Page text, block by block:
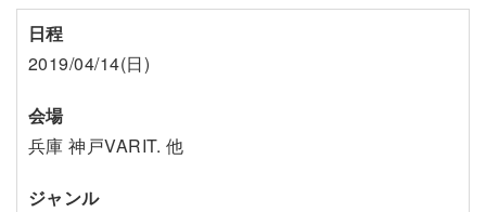
日程
2019/04/14(日)
会場
兵庫 神戸VARIT. 他
ジャンル